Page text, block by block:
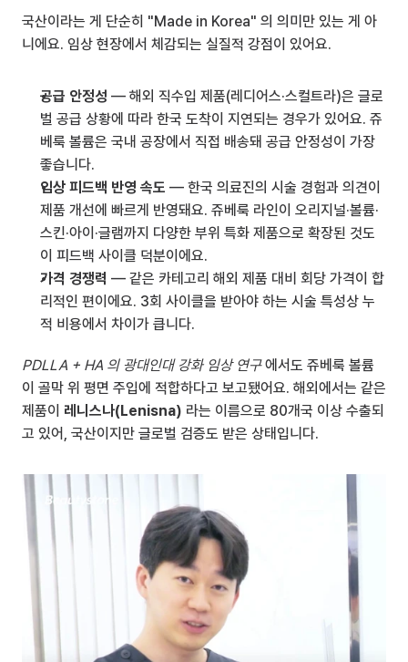
국산이라는 게 단순히 "Made in Korea" 의 의미만 있는 게 아
니에요. 임상 현장에서 체감되는 실질적 강점이 있어요.
공급 안정성 — 해외 직수입 제품(레디어스·스컬트라)은 글로
벌 공급 상황에 따라 한국 도착이 지연되는 경우가 있어요. 쥬
베룩 볼륨은 국내 공장에서 직접 배송돼 공급 안정성이 가장
좋습니다.
임상 피드백 반영 속도 — 한국 의료진의 시술 경험과 의견이
제품 개선에 빠르게 반영돼요. 쥬베룩 라인이 오리지널·볼륨·
스킨·아이·글램까지 다양한 부위 특화 제품으로 확장된 것도
이 피드백 사이클 덕분이에요.
가격 경쟁력 — 같은 카테고리 해외 제품 대비 회당 가격이 합
리적인 편이에요. 3회 사이클을 받아야 하는 시술 특성상 누
적 비용에서 차이가 큽니다.
PDLLA + HA 의 광대인대 강화 임상 연구 에서도 쥬베룩 볼륨
이 골막 위 평면 주입에 적합하다고 보고됐어요. 해외에서는 같은
제품이 레니스나(Lenisna) 라는 이름으로 80개국 이상 수출되
고 있어, 국산이지만 글로벌 검증도 받은 상태입니다.